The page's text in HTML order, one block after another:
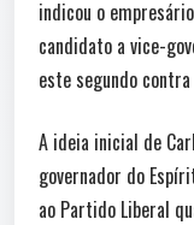
indicou o
candidato a vice-
este segundo
A ideia inicial de
governador do
ao Partido Liberal